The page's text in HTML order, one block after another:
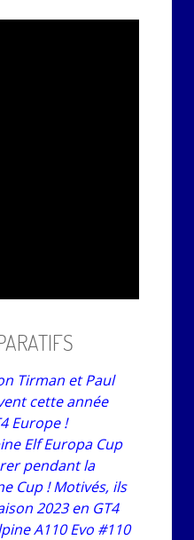
Tirman et Paul
cette année
Europe !
Elf Europa Cup
pendant la
Cup ! Motivés, ils
2023 en GT4
A110 Evo #110